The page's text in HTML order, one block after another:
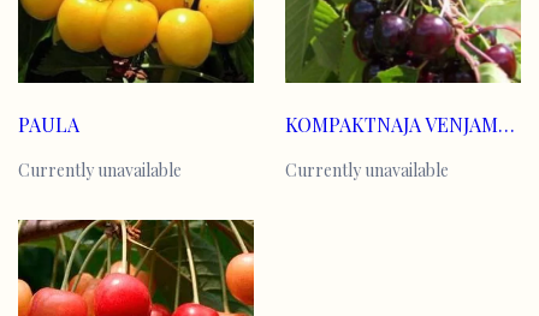
PAULA
Currently unavailable
KOMPAKTNAJA VENJAMINOVA
Currently unavailable